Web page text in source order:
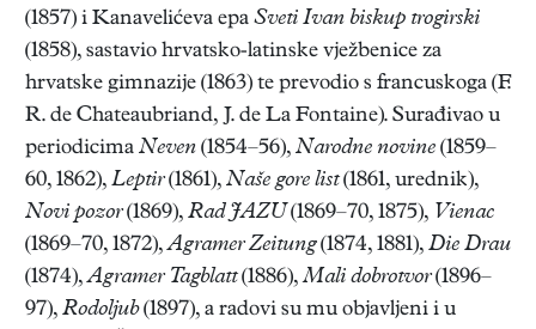
(1857) i Kanavelićeva epa Sveti Ivan biskup trogirski
(1858), sastavio hrvatsko-latinske vježbenice za
hrvatske gimnazije (1863) te prevodio s francuskoga (F.
R. de Chateaubriand, J. de La Fontaine). Surađivao u
periodicima Neven (1854–56), Narodne novine (1859–
60, 1862), Leptir(1861), Naše gore list(1861, urednik),
Novi pozor(1869), Rad JAZU (1869–70, 1875), Vienac
(1869–70, 1872),Agramer Zeitung(1874, 1881), Die Drau
(1874),Agramer Tagblatt(1886),Mali dobrotvor(1896–
97), Rodoljub(1897), a radovi su mu objavljeni i u